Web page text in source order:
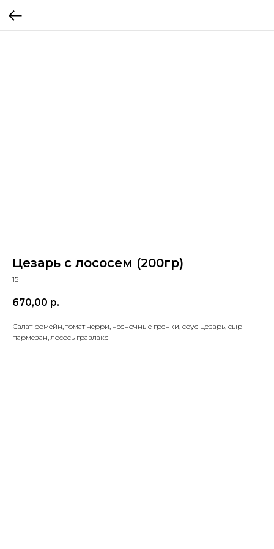
Цезарь с лососем (200гр)
15
670,00 р.
Салат ромейн, томат черри, чесночные гренки, соус цезарь, сыр
пармезан, лосось гравлакс